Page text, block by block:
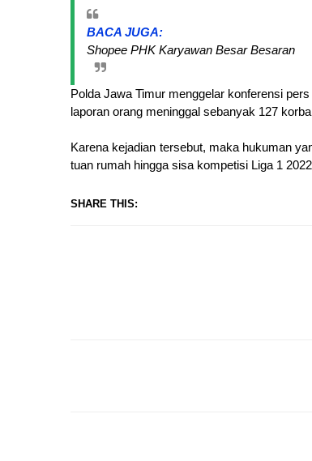
BACA JUGA:
Shopee PHK Karyawan Besar Besaran
Polda Jawa Timur menggelar konferensi
laporan orang meninggal sebanyak 127
Karena kejadian tersebut, maka hukuman
tuan rumah hingga sisa kompetisi Liga 1
SHARE THIS: